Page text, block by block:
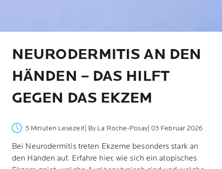
NEURODERMITIS AN DEN
HÄNDEN – DAS HILFT
GEGEN DAS EKZEM
5 Minuten Lesezeit | By La Roche-Posay| 03 Februar 2026
Bei Neurodermitis treten Ekzeme besonders stark an
den Händen auf. Erfahre hier, wie sich ein atopisches